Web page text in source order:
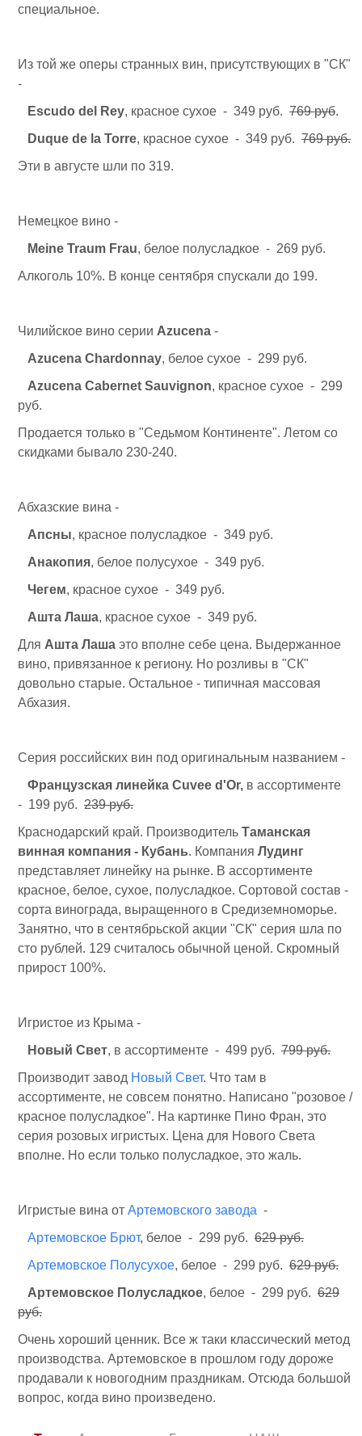
специальное.
Из той же оперы странных вин, присутствующих в "СК"
-
Escudo del Rey, красное сухое - 349 руб. 769 руб.
Duque de la Torre, красное сухое - 349 руб. 769 руб.
Эти в августе шли по 319.
Немецкое вино -
Meine Traum Frau, белое полусладкое - 269 руб.
Алкоголь 10%. В конце сентября спускали до 199.
Чилийское вино серии Azucena -
Azucena Chardonnay, белое сухое - 299 руб.
Azucena Cabernet Sauvignon, красное сухое - 299
руб.
Продается только в "Седьмом Континенте". Летом со
скидками бывало 230-240.
Абхазские вина -
Апсны, красное полусладкое - 349 руб.
Анакопия, белое полусухое - 349 руб.
Чегем, красное сухое - 349 руб.
Ашта Лаша, красное сухое - 349 руб.
Для Ашта Лаша это вполне себе цена. Выдержанное
вино, привязанное к региону. Но розливы в "СК"
довольно старые. Остальное - типичная массовая
Абхазия.
Серия российских вин под оригинальным названием -
Французская линейка Cuvee d'Or, в ассортименте
- 199 руб. 239 руб.
Краснодарский край. Производитель Таманская
винная компания - Кубань. Компания Лудинг
представляет линейку на рынке. В ассортименте
красное, белое, сухое, полусладкое. Сортовой состав -
сорта винограда, выращенного в Средиземноморье.
Занятно, что в сентябрьской акции "СК" серия шла по
сто рублей. 129 считалось обычной ценой. Скромный
прирост 100%.
Игристое из Крыма -
Новый Свет, в ассортименте - 499 руб. 799 руб.
Производит завод Новый Свет. Что там в
ассортименте, не совсем понятно. Написано "розовое /
красное полусладкое". На картинке Пино Фран, это
серия розовых игристых. Цена для Нового Света
вполне. Но если только полусладкое, это жаль.
Игристые вина от Артемовского завода -
Артемовское Брют, белое - 299 руб. 629 руб.
Артемовское Полусухое, белое - 299 руб. 629 руб.
Артемовское Полусладкое, белое - 299 руб. 629
руб.
Очень хороший ценник. Все ж таки классический метод
производства. Артемовское в прошлом году дороже
продавали к новогодним праздникам. Отсюда большой
вопрос, когда вино произведено.